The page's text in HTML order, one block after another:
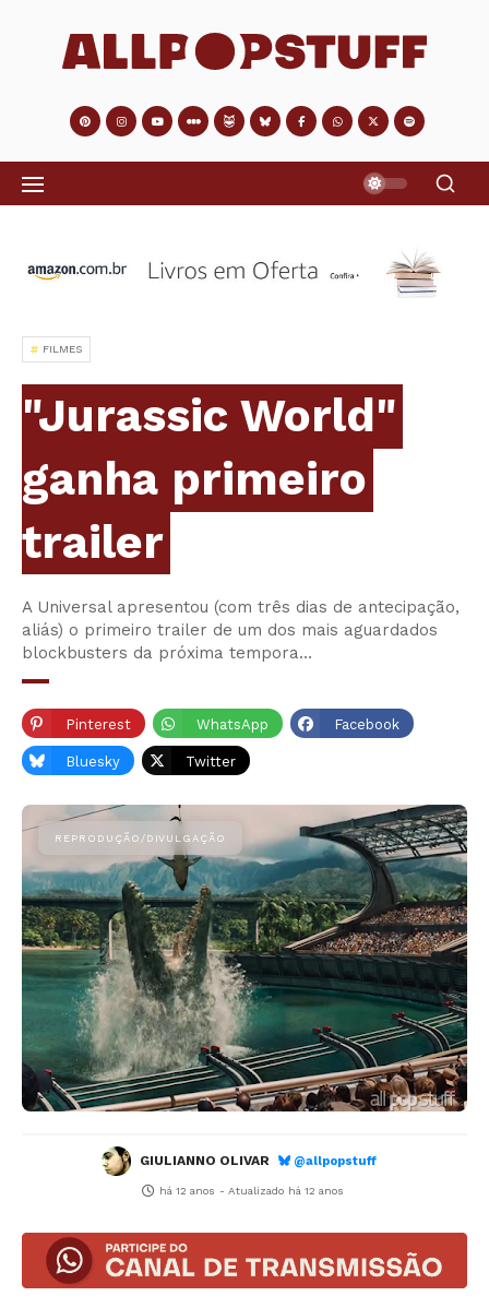
FILMES
"Jurassic World"
ganha primeiro
trailer
A Universal apresentou (com três dias de antecipação,
aliás) o primeiro trailer de um dos mais aguardados
blockbusters da próxima tempora…
Pinterest WhatsApp Facebook
Bluesky Twitter
GIULIANNO OLIVAR @allpopstuff
há 12 anos - Atualizado há 12 anos